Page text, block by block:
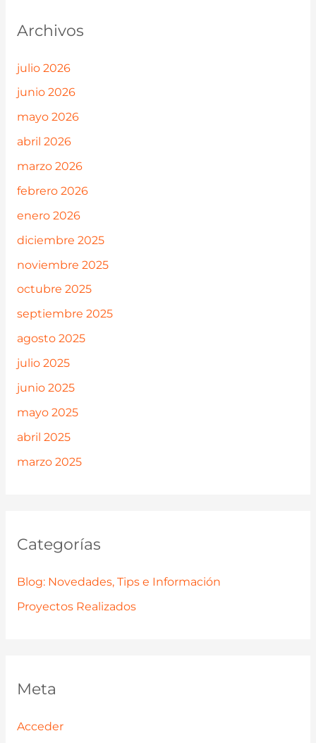
Archivos
julio 2026
junio 2026
mayo 2026
abril 2026
marzo 2026
febrero 2026
enero 2026
diciembre 2025
noviembre 2025
octubre 2025
septiembre 2025
agosto 2025
julio 2025
junio 2025
mayo 2025
abril 2025
marzo 2025
Categorías
Blog: Novedades, Tips e Información
Proyectos Realizados
Meta
Acceder